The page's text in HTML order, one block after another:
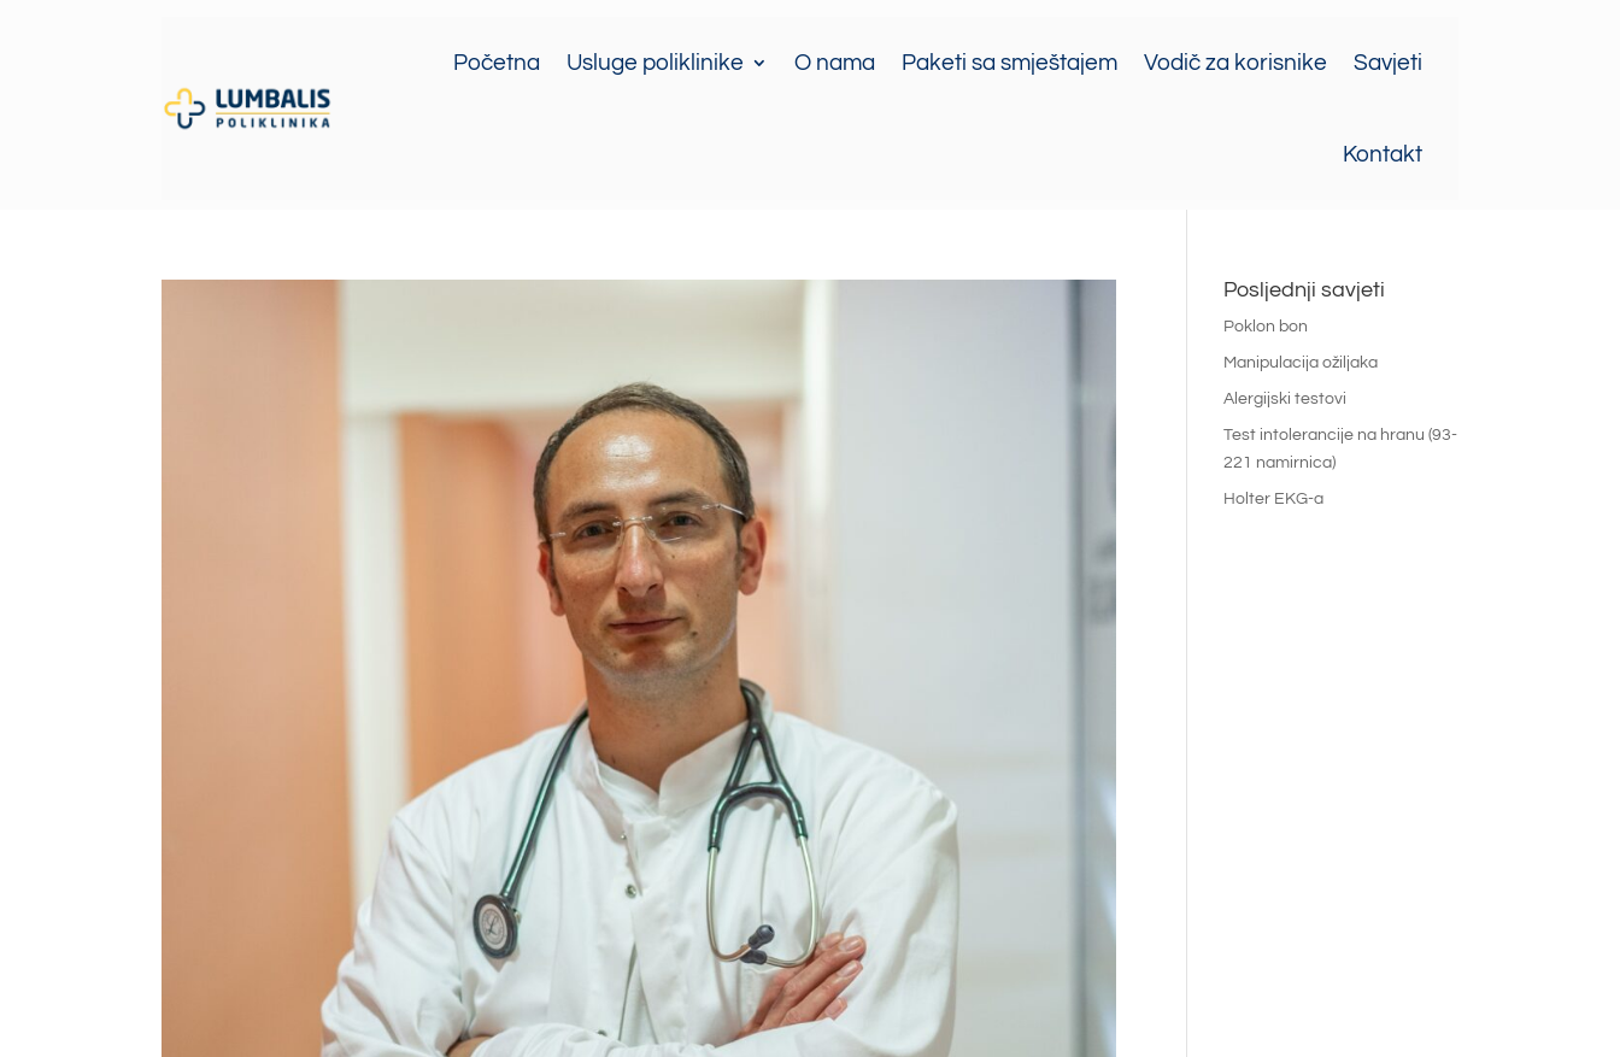
Početna Usluge poliklinike O nama Paketi sa smještajem Vodič za korisnike Savjeti
Kontakt
Posljednji savjeti
Poklon bon
Manipulacija ožiljaka
Alergijski testovi
Test intolerancije na hranu (93-
221 namirnica)
Holter EKG-a